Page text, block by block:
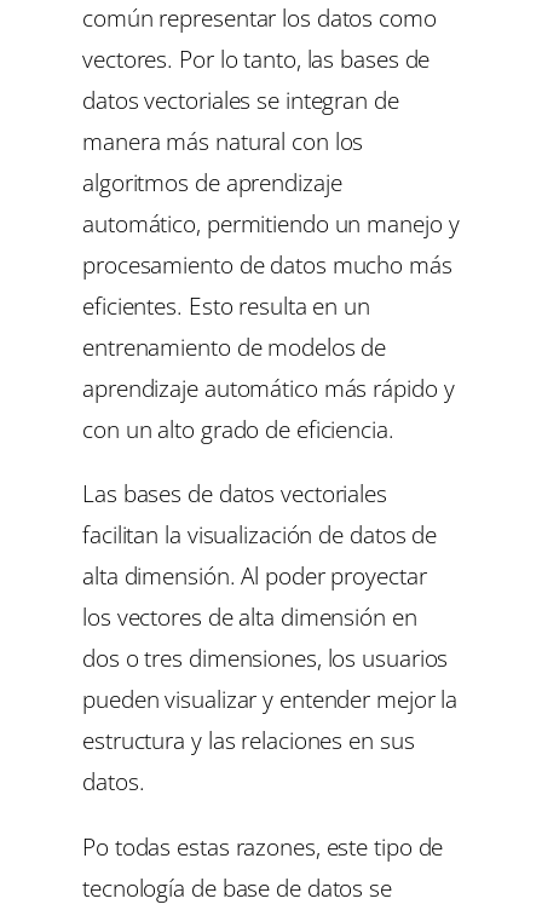
común representar los datos como
vectores. Por lo tanto, las bases de
datos vectoriales se integran de
manera más natural con los
algoritmos de aprendizaje
automático, permitiendo un manejo y
procesamiento de datos mucho más
eficientes. Esto resulta en un
entrenamiento de modelos de
aprendizaje automático más rápido y
con un alto grado de eficiencia.
Las bases de datos vectoriales
facilitan la visualización de datos de
alta dimensión. Al poder proyectar
los vectores de alta dimensión en
dos o tres dimensiones, los usuarios
pueden visualizar y entender mejor la
estructura y las relaciones en sus
datos.
Po todas estas razones, este tipo de
tecnología de base de datos se